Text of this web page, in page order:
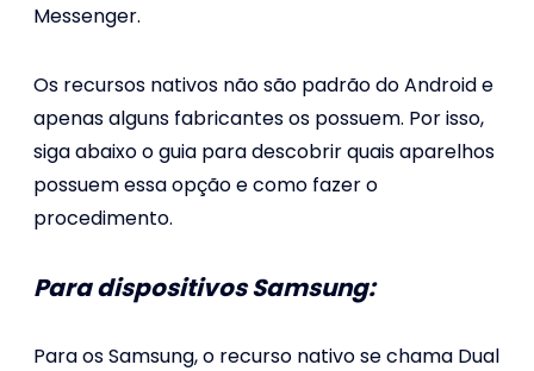
Messenger.
Os recursos nativos não são padrão do Android e
apenas alguns fabricantes os possuem. Por isso,
siga abaixo o guia para descobrir quais aparelhos
possuem essa opção e como fazer o
procedimento.
Para dispositivos Samsung:
Para os Samsung, o recurso nativo se chama Dual